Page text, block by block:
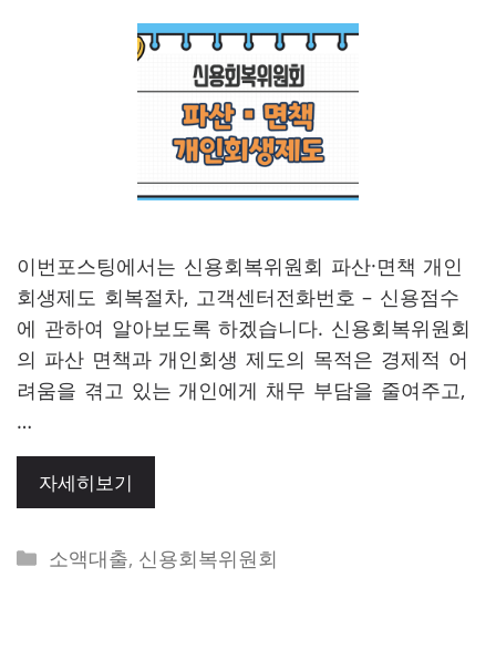
이번포스팅에서는 신용회복위원회 파산·면책 개인
회생제도 회복절차, 고객센터전화번호 – 신용점수
에 관하여 알아보도록 하겠습니다. 신용회복위원회
의 파산 면책과 개인회생 제도의 목적은 경제적 어
려움을 겪고 있는 개인에게 채무 부담을 줄여주고,
…
자세히보기
Categories
소액대출, 신용회복위원회